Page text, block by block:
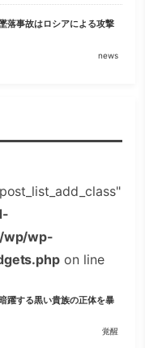
落事故はロシアによる攻撃
news
wp/wp-
on line
躍する黒い貴族の正体を暴
覚醒